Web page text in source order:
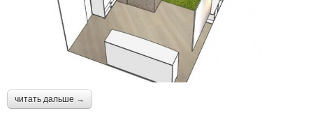
читать дальше →